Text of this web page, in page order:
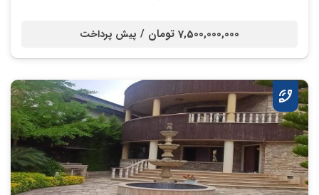
7,500,000,000 تومان / پیش پرداخت